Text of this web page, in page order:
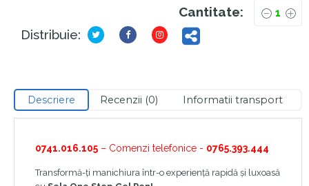
Cantitate:
Distribuie:
Descriere Recenzii (0) Informatii transport
0741.016.105 – Comenzi telefonice - 0765.393.444
Transformă-ți manichiura într-o experiență rapidă și luxoasă